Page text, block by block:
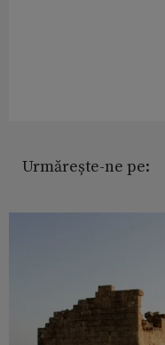
Urmărește-ne pe: